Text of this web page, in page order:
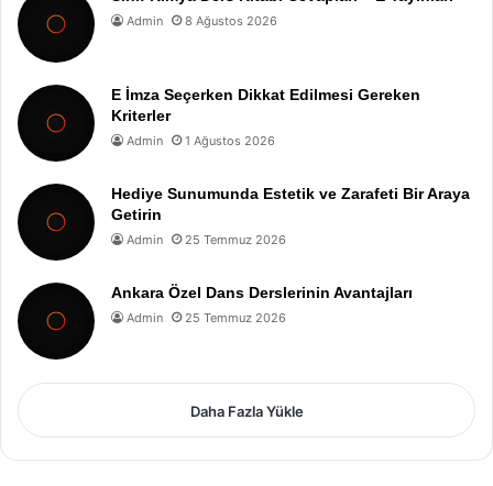
Admin 8 Ağustos 2026
E İmza Seçerken Dikkat Edilmesi Gereken
Kriterler
Admin 1 Ağustos 2026
Hediye Sunumunda Estetik ve Zarafeti Bir Araya
Getirin
Admin 25 Temmuz 2026
Ankara Özel Dans Derslerinin Avantajları
Admin 25 Temmuz 2026
Daha Fazla Yükle